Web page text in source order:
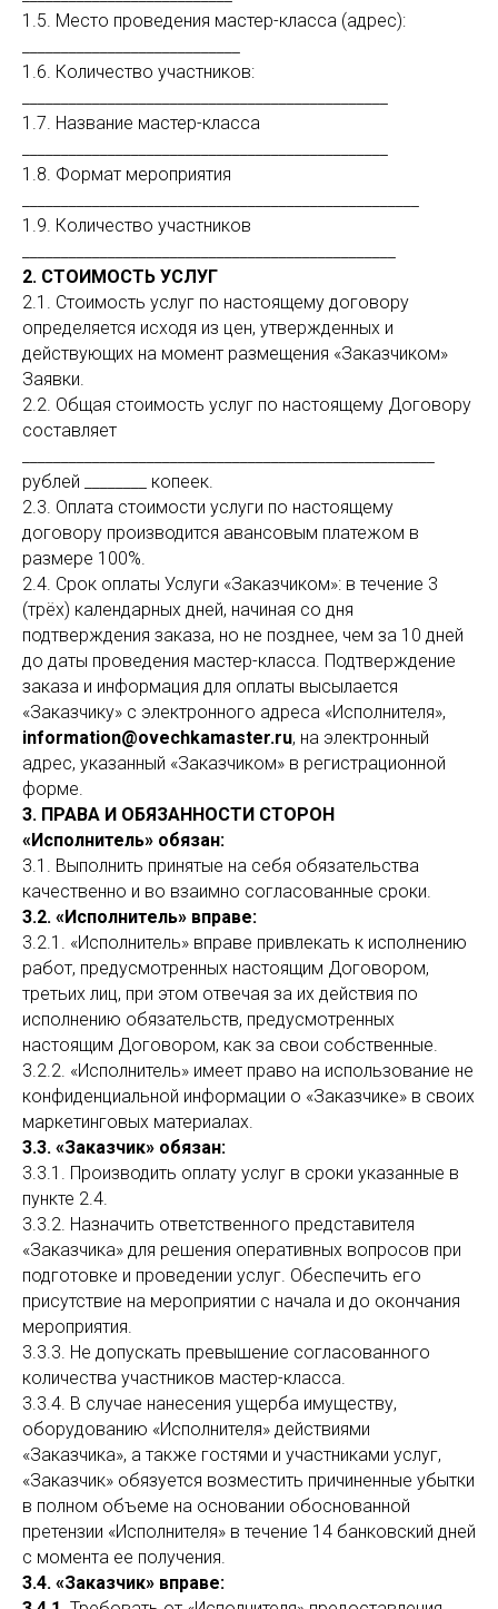
1.5. Место проведения мастер-класса (адрес):
1.6. Количество участников:
1.7. Название мастер-класса
1.8. Формат мероприятия
1.9. Количество участников
2. СТОИМОСТЬ УСЛУГ
2.1. Стоимость услуг по настоящему договору
определяется исходя из цен, утвержденных и
действующих на момент размещения «Заказчиком»
Заявки.
2.2. Общая стоимость услуг по настоящему Договору
составляет
рублей ________ копеек.
2.3. Оплата стоимости услуги по настоящему
договору производится авансовым платежом в
размере 100%.
2.4. Срок оплаты Услуги «Заказчиком»: в течение 3
(трёх) календарных дней, начиная со дня
подтверждения заказа, но не позднее, чем за 10 дней
до даты проведения мастер-класса. Подтверждение
заказа и информация для оплаты высылается
«Заказчику» с электронного адреса «Исполнителя»,
information@ovechkamaster.ru, на электронный
адрес, указанный «Заказчиком» в регистрационной
форме.
3. ПРАВА И ОБЯЗАННОСТИ СТОРОН
«Исполнитель» обязан:
3.1. Выполнить принятые на себя обязательства
качественно и во взаимно согласованные сроки.
3.2. «Исполнитель» вправе:
3.2.1. «Исполнитель» вправе привлекать к исполнению
работ, предусмотренных настоящим Договором,
третьих лиц, при этом отвечая за их действия по
исполнению обязательств, предусмотренных
настоящим Договором, как за свои собственные.
3.2.2. «Исполнитель» имеет право на использование не
конфиденциальной информации о «Заказчике» в своих
маркетинговых материалах.
3.3. «Заказчик» обязан:
3.3.1. Производить оплату услуг в сроки указанные в
пункте 2.4.
3.3.2. Назначить ответственного представителя
«Заказчика» для решения оперативных вопросов при
подготовке и проведении услуг. Обеспечить его
присутствие на мероприятии с начала и до окончания
мероприятия.
3.3.3. Не допускать превышение согласованного
количества участников мастер-класса.
3.3.4. В случае нанесения ущерба имуществу,
оборудованию «Исполнителя» действиями
«Заказчика», а также гостями и участниками услуг,
«Заказчик» обязуется возместить причиненные убытки
в полном объеме на основании обоснованной
претензии «Исполнителя» в течение 14 банковский дней
с момента ее получения.
3.4. «Заказчик» вправе: